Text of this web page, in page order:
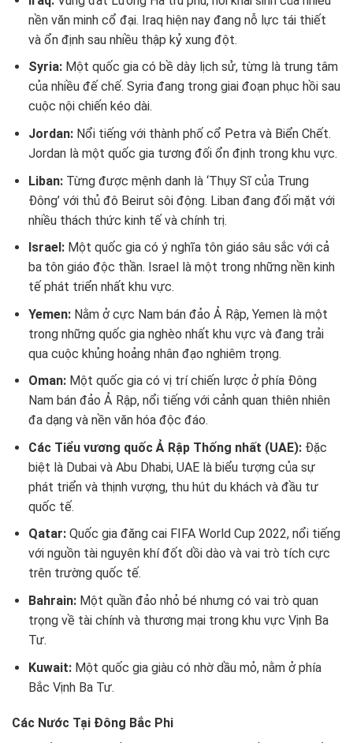
nền văn minh cổ đại. Iraq hiện nay đang nỗ lực tái thiết
và ổn định sau nhiều thập kỷ xung đột.
Syria:Một quốc gia có bề dày lịch sử, từng là trung tâm
của nhiều đế chế. Syria đang trong giai đoạn phục hồi sau
cuộc nội chiến kéo dài.
Jordan:Nổi tiếng với thành phố cổ Petra và Biển Chết.
Jordan là một quốc gia tương đối ổn định trong khu vực.
Liban:Từng được mệnh danh là ‘Thụy Sĩ của Trung
Đông’ với thủ đô Beirut sôi động. Liban đang đối mặt với
nhiều thách thức kinh tế và chính trị.
Israel:Một quốc gia có ý nghĩa tôn giáo sâu sắc với cả
ba tôn giáo độc thần. Israel là một trong những nền kinh
tế phát triển nhất khu vực.
Yemen:Nằm ở cực Nam bán đảo Ả Rập, Yemen là một
trong những quốc gia nghèo nhất khu vực và đang trải
qua cuộc khủng hoảng nhân đạo nghiêm trọng.
Oman:Một quốc gia có vị trí chiến lược ở phía Đông
Nam bán đảo Ả Rập, nổi tiếng với cảnh quan thiên nhiên
đa dạng và nền văn hóa độc đáo.
Các Tiểu vương quốc Ả Rập Thống nhất (UAE):Đặc
biệt là Dubai và Abu Dhabi, UAE là biểu tượng của sự
phát triển và thịnh vượng, thu hút du khách và đầu tư
quốc tế.
Qatar:Quốc gia đăng cai FIFA World Cup 2022, nổi tiếng
với nguồn tài nguyên khí đốt dồi dào và vai trò tích cực
trên trường quốc tế.
Bahrain:Một quần đảo nhỏ bé nhưng có vai trò quan
trọng về tài chính và thương mại trong khu vực Vịnh Ba
Tư.
Kuwait:Một quốc gia giàu có nhờ dầu mỏ, nằm ở phía
Bắc Vịnh Ba Tư.
Các Nước Tại Đông Bắc Phi